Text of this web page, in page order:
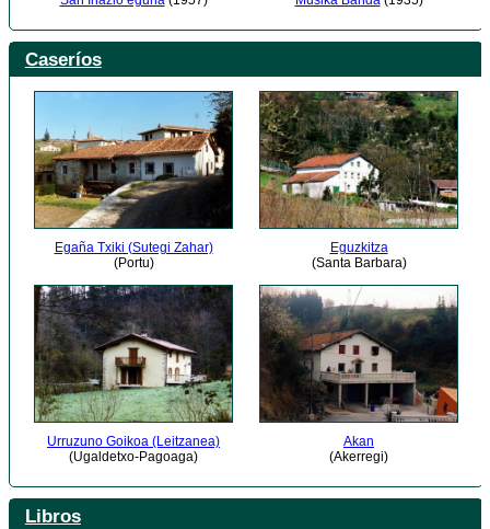
Caseríos
Egaña Txiki (Sutegi Zahar)
(Portu)
Eguzkitza
(Santa Barbara)
Urruzuno Goikoa (Leitzanea)
(Ugaldetxo-Pagoaga)
Akan
(Akerregi)
Libros